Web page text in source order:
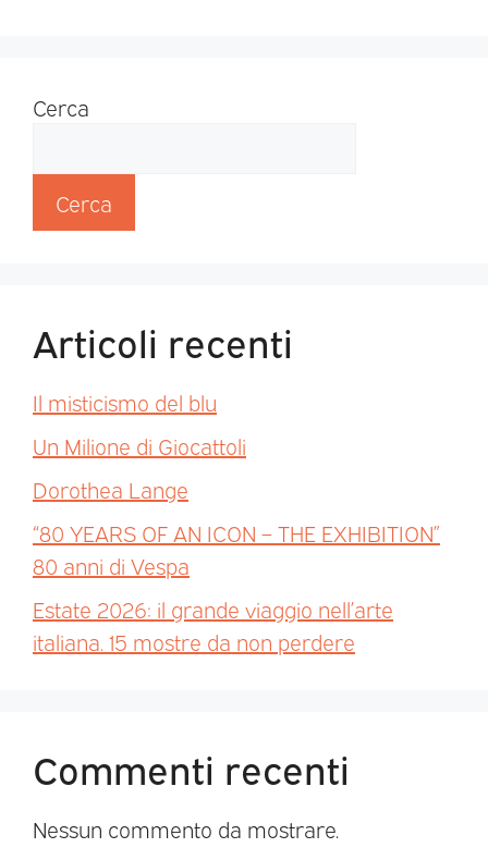
Cerca
Cerca
Articoli recenti
Il misticismo del blu
Un Milione di Giocattoli
Dorothea Lange
“80 YEARS OF AN ICON – THE EXHIBITION”
80 anni di Vespa
Estate 2026: il grande viaggio nell’arte
italiana. 15 mostre da non perdere
Commenti recenti
Nessun commento da mostrare.